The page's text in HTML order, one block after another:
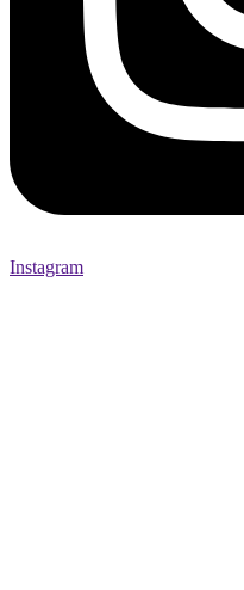
Instagram